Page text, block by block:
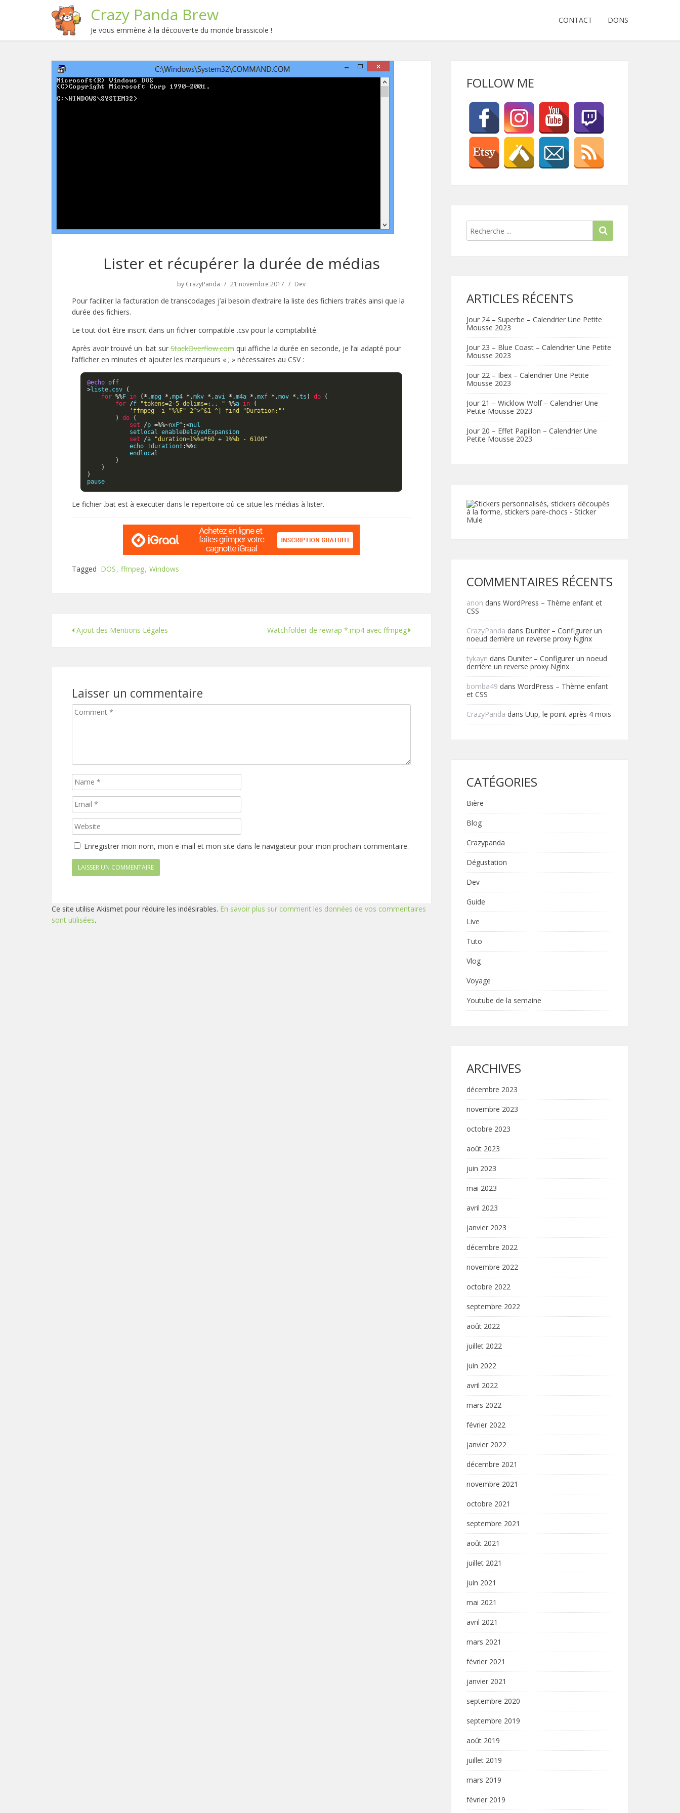
Crazy Panda Brew
Je vous emmène à la découverte du monde brassicole !
CONTACT DONS
Lister et récupérer la durée de médias
by CrazyPanda 21 novembre 2017 Dev
Pour faciliter la facturation de transcodages j’ai besoin d’extraire la liste des fichiers traités ainsi que la
durée des fichiers.
Le tout doit être inscrit dans un fichier compatible .csv pour la comptabilité.
Après avoir trouvé un .bat sur StackOverflow.com qui affiche la durée en seconde, je l’ai adapté pour
l’afficher en minutes et ajouter les marqueurs « ; » nécessaires au CSV :
@echo
off
>liste. csv
(
for %%F in (*.mpg *.mp4 *.mkv *.avi *.m4a *.mxf *.mov *.ts ) do
(
for /f "tokens=2-5 delims=:., " %%a in
(
'ffmpeg -i "%%F" 2^>^&1 ^| find "Duration:"'
)
do
(
set
/p =%%~nxF^;<nul
set
/a
"duration=1%%a*60 + 1%%b - 6100"
            echo
!duration!:%%c
)
)
)
pause
Le fichier .bat est à executer dans le repertoire où ce situe les médias à lister.
Tagged DOS ffmpeg Windows
Ajout des Mentions Légales Watchfolder de rewrap *.mp4 avec ffmpeg
Laisser un commentaire
Enregistrer mon nom, mon e-mail et mon site dans le navigateur pour mon prochain commentaire.
Ce site utilise Akismet pour réduire les indésirables. En savoir plus sur comment les données de vos commentaires
sont utilisées.
FOLLOW ME
ARTICLES RÉCENTS
Jour 24 – Superbe – Calendrier Une Petite
Mousse 2023
Jour 23 – Blue Coast – Calendrier Une Petite
Mousse 2023
Jour 22 – Ibex – Calendrier Une Petite
Mousse 2023
Jour 21 – Wicklow Wolf – Calendrier Une
Petite Mousse 2023
Jour 20 – Effet Papillon – Calendrier Une
Petite Mousse 2023
COMMENTAIRES RÉCENTS
anon dans WordPress – Thème enfant et
CSS
CrazyPanda dans Duniter – Configurer un
noeud derrière un reverse proxy Nginx
tykayn dans Duniter – Configurer un noeud
derrière un reverse proxy Nginx
bomba49 dans WordPress – Thème enfant
et CSS
CrazyPanda dans Utip, le point après 4 mois
CATÉGORIES
Bière
Blog
Crazypanda
Dégustation
Dev
Guide
Live
Tuto
Vlog
Voyage
Youtube de la semaine
ARCHIVES
décembre 2023
novembre 2023
octobre 2023
août 2023
juin 2023
mai 2023
avril 2023
janvier 2023
décembre 2022
novembre 2022
octobre 2022
septembre 2022
août 2022
juillet 2022
juin 2022
avril 2022
mars 2022
février 2022
janvier 2022
décembre 2021
novembre 2021
octobre 2021
septembre 2021
août 2021
juillet 2021
juin 2021
mai 2021
avril 2021
mars 2021
février 2021
janvier 2021
septembre 2020
septembre 2019
août 2019
juillet 2019
mars 2019
février 2019